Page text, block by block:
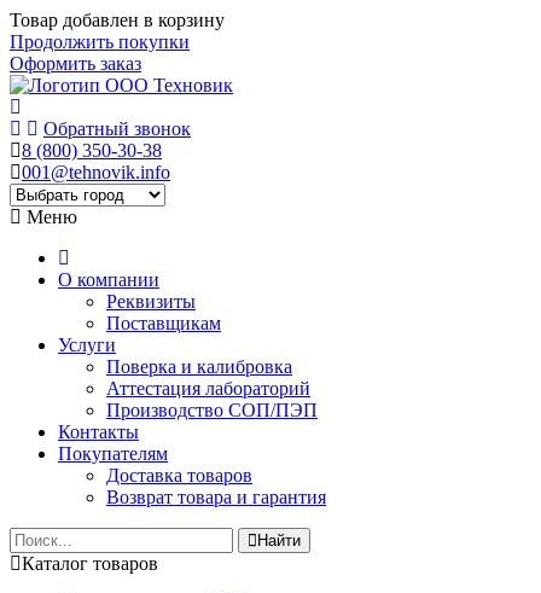
Товар добавлен в корзину
Продолжить покупки
Оформить заказ
Обратный звонок
8 (800) 350-30-38
001@tehnovik.info
Меню
О компании
Реквизиты
Поставщикам
Услуги
Поверка и калибровка
Аттестация лабораторий
Производство СОП/ПЭП
Контакты
Покупателям
Доставка товаров
Возврат товара и гарантия
Найти
Каталог товаров